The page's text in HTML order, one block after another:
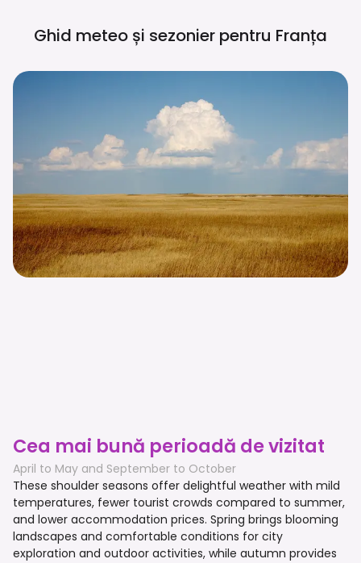
Ghid meteo și sezonier pentru Franța
Cea mai bună perioadă de vizitat
April to May and September to October
These shoulder seasons offer delightful weather with mild
temperatures, fewer tourist crowds compared to summer,
and lower accommodation prices. Spring brings blooming
landscapes and comfortable conditions for city
exploration and outdoor activities, while autumn provides